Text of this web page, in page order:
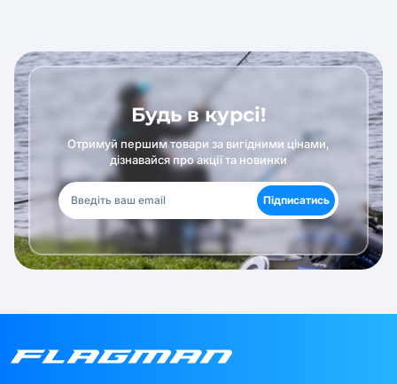
Будь в курсі!
Отримуй першим товари за вигідними цінами,
дізнавайся про акції та новинки
Підписатись